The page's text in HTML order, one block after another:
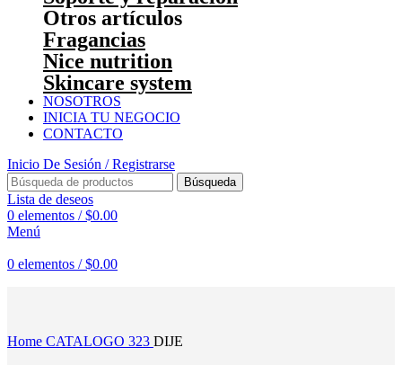
Otros artículos
Fragancias
Nice nutrition
Skincare system
NOSOTROS
INICIA TU NEGOCIO
CONTACTO
Inicio De Sesión / Registrarse
Búsqueda
Lista de deseos
0 elementos / $0.00
Menú
0 elementos / $0.00
Home CATALOGO 323 DIJE